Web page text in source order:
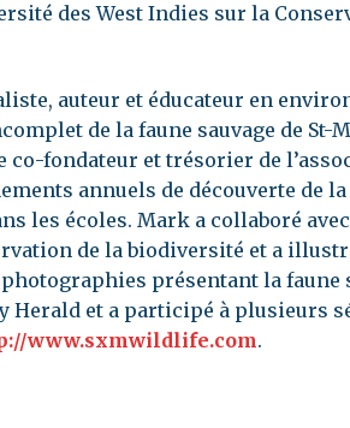
des West Indies sur la
auteur et éducateur en
de la faune sauvage de St-
co-fondateur et trésorier de
annuels de découverte de
les écoles. Mark a collaboré
de la biodiversité et a
présentant la faune
Herald et a participé à plusieurs
www.sxmwildlife.com.